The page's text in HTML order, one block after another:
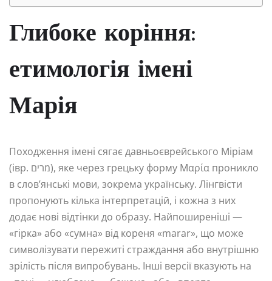
Глибоке коріння:
етимологія імені
Марія
Походження імені сягає давньоєврейського Міріам
(івр. מרים), яке через грецьку форму Μαρία проникло
в слов’янські мови, зокрема українську. Лінгвісти
пропонують кілька інтерпретацій, і кожна з них
додає нові відтінки до образу. Найпоширеніші —
«гірка» або «сумна» від кореня «marar», що може
символізувати пережиті страждання або внутрішню
зрілість після випробувань. Інші версії вказують на